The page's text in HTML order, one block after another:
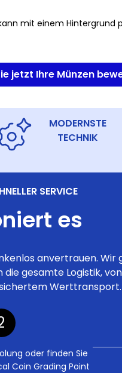
mit einem Hintergrund
jetzt Ihre Münzen
MODERNSTE
TECHNIK
SERVICE
es
anvertrauen.
gesamte Logistik,
Werttransport.
oder finden Sie
Coin Grading Point